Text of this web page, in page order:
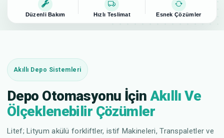
Düzenli Bakım Hızlı Teslimat Esnek Çözümler
Akıllı Depo Sistemleri
Depo Otomasyonu İçin Akıllı Ve
Ölçeklenebilir Çözümler
Litef; Lityum akülü forkliftler, istif Makineleri, Transpaletler ve